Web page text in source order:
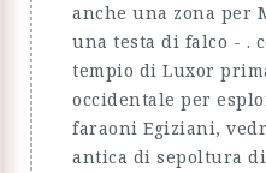
anche una zona per
una testa di falco - .
tempio di Luxor
occidentale per
faraoni Egiziani,
antica di sepoltura